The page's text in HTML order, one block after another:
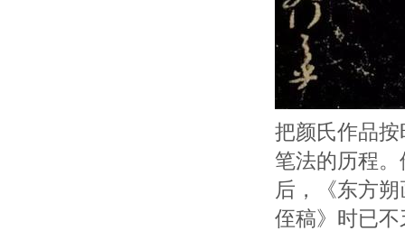
把颜氏作品
笔法的历程
后，《东方
侄稿》时已